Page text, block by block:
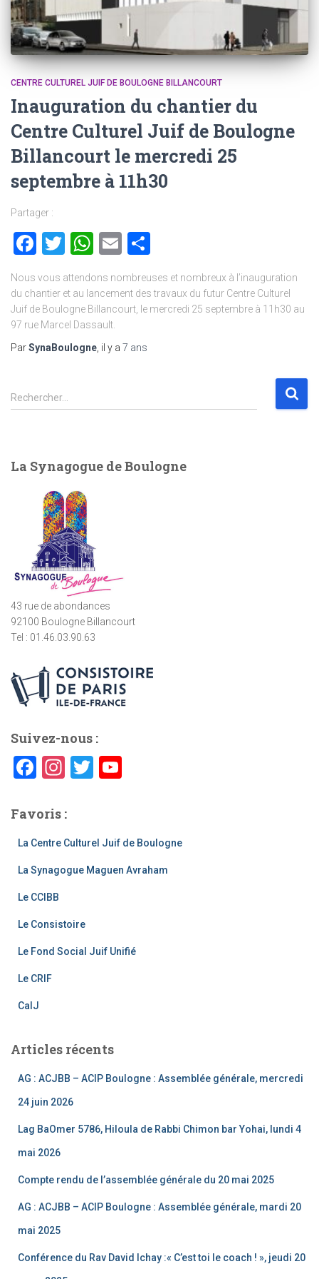
CENTRE CULTUREL JUIF DE BOULOGNE BILLANCOURT
Inauguration du chantier du
Centre Culturel Juif de Boulogne
Billancourt le mercredi 25
septembre à 11h30
Partager :
Facebook
Twitter
WhatsApp
Email
Nous vous attendons nombreuses et nombreux à l’inauguration
du chantier et au lancement des travaux du futur Centre Culturel
Juif de Boulogne Billancourt, le mercredi 25 septembre à 11h30 au
97 rue Marcel Dassault.
ParSynaBoulogne , il y a 7 ans
R
e
r
Rechercher…
La Synagogue de Boulogne
43 rue de abondances
92100 Boulogne Billancourt
Tel : 01.46.03.90.63
Suivez-nous :
F
c
e
o
o
k
In
a
gr
m
T
er T
u
b
h
Favoris :
La Centre Culturel Juif de Boulogne
La Synagogue Maguen Avraham
Le CCIBB
Le Consistoire
Le Fond Social Juif Unifié
Le CRIF
CalJ
Articles récents
AG : ACJBB – ACIP Boulogne : Assemblée générale, mercredi
24 juin 2026
Lag BaOmer 5786, Hiloula de Rabbi Chimon bar Yohai, lundi 4
mai 2026
Compte rendu de l’assemblée générale du 20 mai 2025
AG : ACJBB – ACIP Boulogne : Assemblée générale, mardi 20
mai 2025
Conférence du Rav David Ichay :« C’est toi le coach ! », jeudi 20